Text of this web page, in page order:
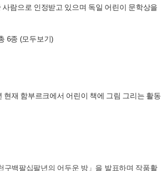
람으로 인정받고 있으며 독일 어린이 문학상을
6종 (모두보기)
재 함부르크에서 어린이 책에 그림 그리는 활동
구백팔십팔년의 어두운 방」을 발표하며 작품활